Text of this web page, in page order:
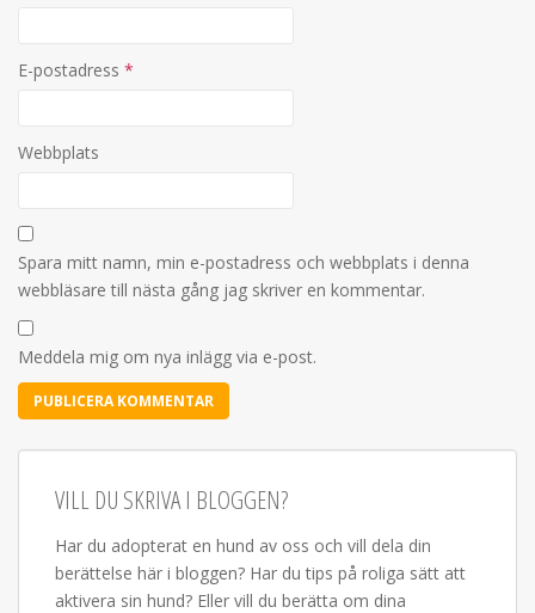
E-postadress *
Webbplats
Spara mitt namn, min e-postadress och webbplats i denna
webbläsare till nästa gång jag skriver en kommentar.
Meddela mig om nya inlägg via e-post.
VILL DU SKRIVA I BLOGGEN?
Har du adopterat en hund av oss och vill dela din
berättelse här i bloggen? Har du tips på roliga sätt att
aktivera sin hund? Eller vill du berätta om dina